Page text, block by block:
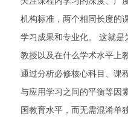
机构标准，两个相同长度的
学习成果和专业化。 这就
教授以及在什么学术水平上
通过分析必修核心科目、课
与应用学习之间的平衡等因
国教育水平，而无需混淆单